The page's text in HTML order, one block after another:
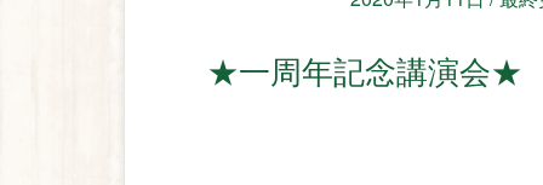
★一周年記念講演会★ 絵本作家 石川えりこさんトークイ